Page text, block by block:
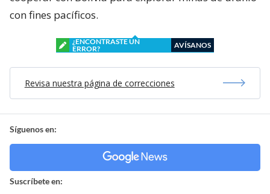
con fines pacíficos.
¿ENCONTRASTE UN
ERROR?
AVÍSANOS
Revisa nuestra página de correcciones
Síguenos en:
Suscríbete en: